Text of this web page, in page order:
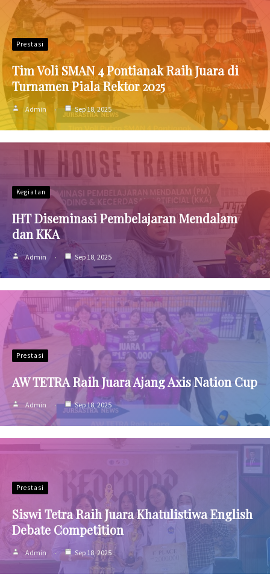
Prestasi
Tim Voli SMAN 4 Pontianak Raih Juara di
Turnamen Piala Rektor 2025
Admin Sep 18, 2025
Kegiatan
IHT Diseminasi Pembelajaran Mendalam
dan KKA
Admin Sep 18, 2025
Prestasi
AW TETRA Raih Juara Ajang Axis Nation Cup
Admin Sep 18, 2025
Prestasi
Siswi Tetra Raih Juara Khatulistiwa English
Debate Competition
Admin Sep 18, 2025